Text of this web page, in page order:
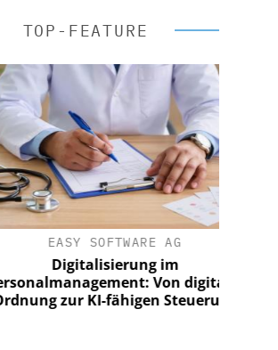
TOP-FEATURE
EASY SOFTWARE AG
Digitalisierung im
Von digitaler
zur KI-fähigen Steuerung